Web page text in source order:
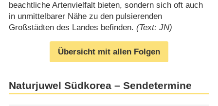
beachtliche Artenvielfalt bieten, sondern sich oft auch
in unmittelbarer Nähe zu den pulsierenden
Großstädten des Landes befinden. (Text: JN)
Übersicht mit allen Folgen
Naturjuwel Südkorea – Sendetermine